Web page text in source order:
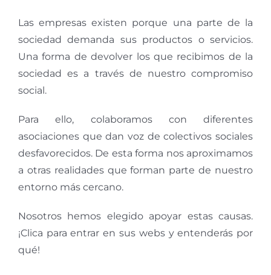
Las empresas existen porque una parte de la
sociedad demanda sus productos o servicios.
Una forma de devolver los que recibimos de la
sociedad es a través de nuestro compromiso
social.
Para ello, colaboramos con diferentes
asociaciones que dan voz de colectivos sociales
desfavorecidos. De esta forma nos aproximamos
a otras realidades que forman parte de nuestro
entorno más cercano.
Nosotros hemos elegido apoyar estas causas.
¡Clica para entrar en sus webs y entenderás por
qué!